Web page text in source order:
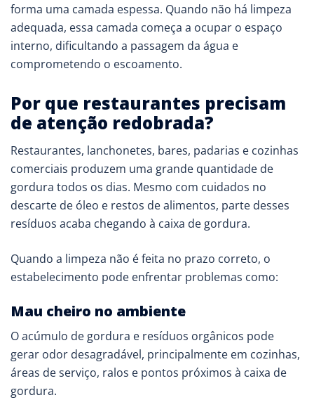
forma uma camada espessa. Quando não há limpeza
adequada, essa camada começa a ocupar o espaço
interno, dificultando a passagem da água e
comprometendo o escoamento.
Por que restaurantes precisam
de atenção redobrada?
Restaurantes, lanchonetes, bares, padarias e cozinhas
comerciais produzem uma grande quantidade de
gordura todos os dias. Mesmo com cuidados no
descarte de óleo e restos de alimentos, parte desses
resíduos acaba chegando à caixa de gordura.
Quando a limpeza não é feita no prazo correto, o
estabelecimento pode enfrentar problemas como:
Mau cheiro no ambiente
O acúmulo de gordura e resíduos orgânicos pode
gerar odor desagradável, principalmente em cozinhas,
áreas de serviço, ralos e pontos próximos à caixa de
gordura.